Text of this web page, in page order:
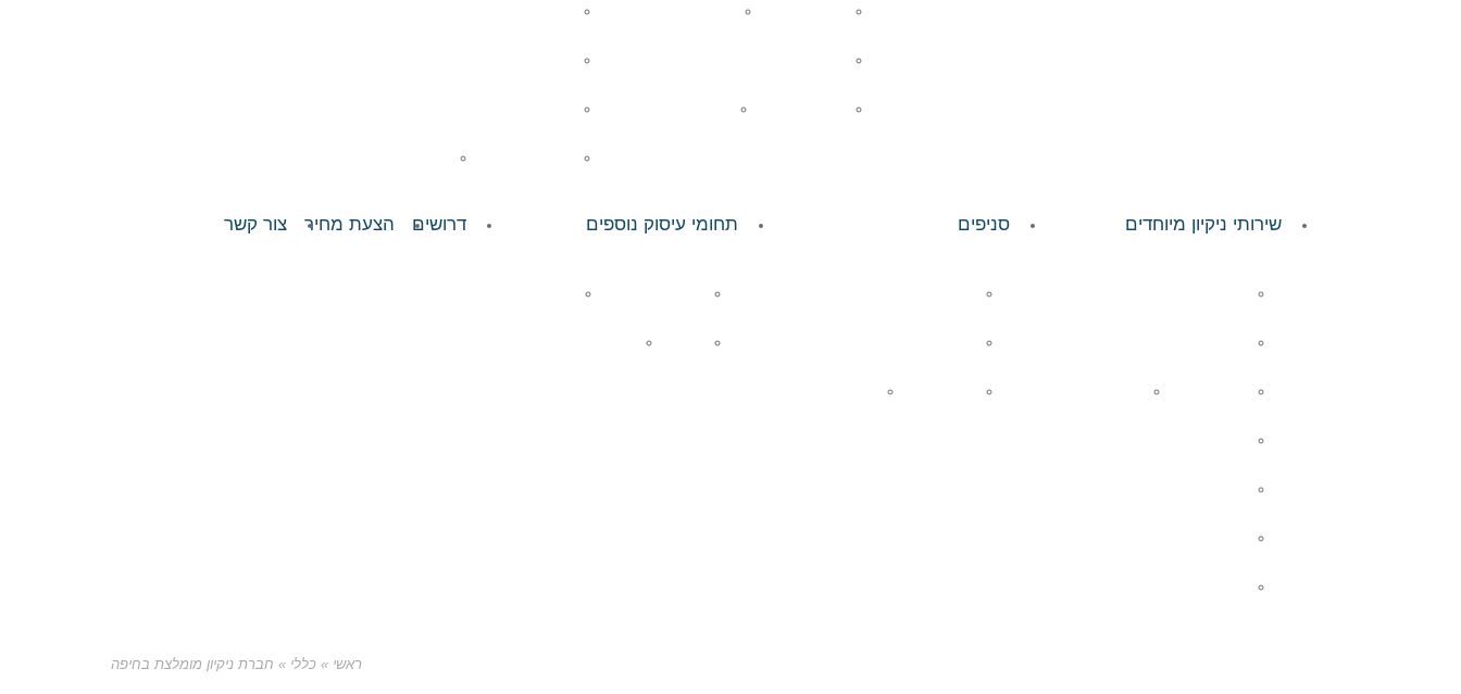
אמנת השירות
מכתבי לקוחות
ניקיון בתי חולים
שירותי ניקיון מיוחדים
ניקוי שטיחים
סניפים
סניף בחיפה
תחומי עיסוק נוספים
הדברה ותברואה
הסעדה
דרושים הצעת מחיר צור קשר
ראשי » כללי » חברת ניקיון מומלצת בחיפה